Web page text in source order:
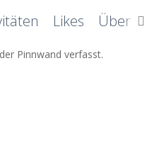
Likes Über
Pinnwand verfasst.